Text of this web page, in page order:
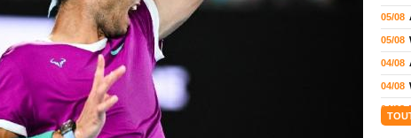
05/08
05/08
04/08
04/08
04/08